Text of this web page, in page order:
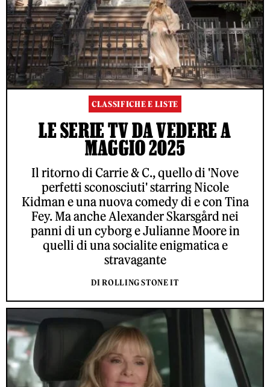
CLASSIFICHE E LISTE
LE SERIE TV DA VEDERE A
MAGGIO 2025
Il ritorno di Carrie & C., quello di 'Nove
perfetti sconosciuti' starring Nicole
Kidman e una nuova comedy di e con Tina
Fey. Ma anche Alexander Skarsgård nei
panni di un cyborg e Julianne Moore in
quelli di una socialite enigmatica e
stravagante
DI ROLLING STONE IT